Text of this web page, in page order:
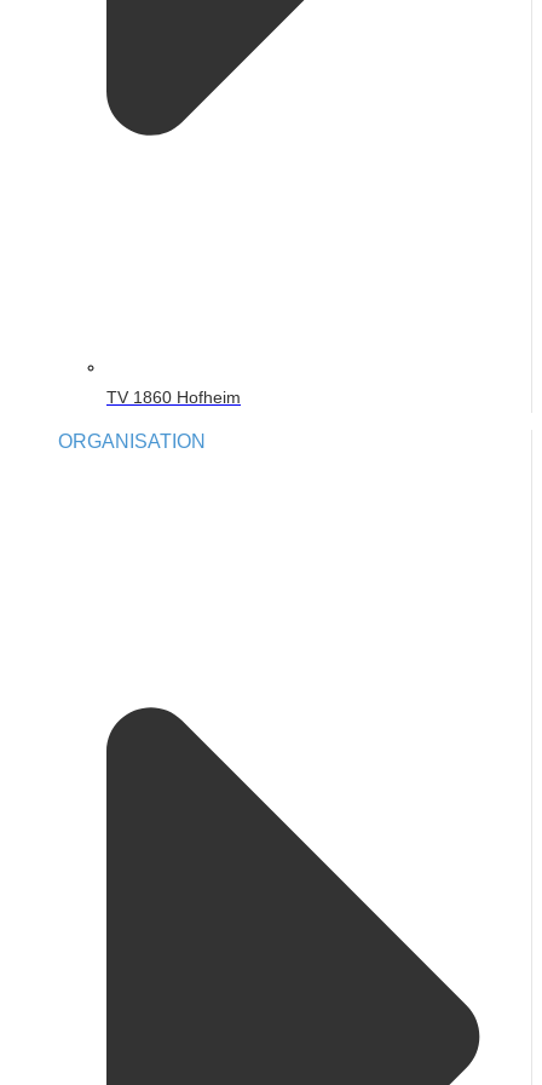
TV 1860 Hofheim
ORGANISATION